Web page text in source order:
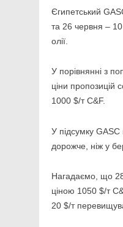
Єгипетський
та 26 червня –
олії.
У порівнянні з
ціни пропозицій
1000 $/т C&F.
У підсумку
дорожче, ніж у
Нагадаємо, що 28
ціною 1050 $/т
20 $/т